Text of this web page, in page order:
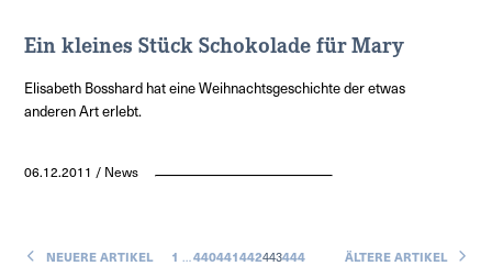
Ein kleines Stück Schokolade für Mary
Elisabeth Bosshard hat eine Weihnachtsgeschichte der etwas
anderen Art erlebt.
06.12.2011 / News
NEUERE ARTIKEL 1 … 440441442443444 ÄLTERE ARTIKEL